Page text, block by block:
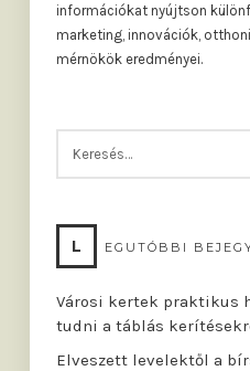
információkat nyújtson
marketing, innovációk,
mérnökök eredményei.
L EGUTÓBBI
Városi kertek praktikus
tudni a táblás
Elveszett levelektől a